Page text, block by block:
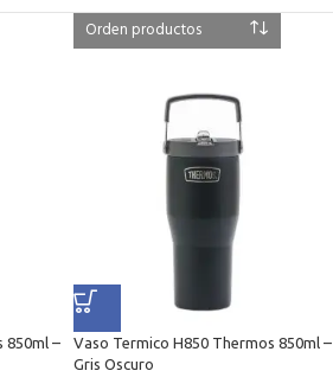
850ml –
Vaso Termico H850 Thermos 850ml –
Gris Oscuro